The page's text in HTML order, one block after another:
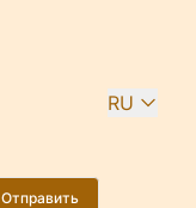
RU
Отправить